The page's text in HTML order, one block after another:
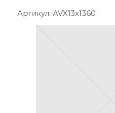
Артикул: AVX13x1360